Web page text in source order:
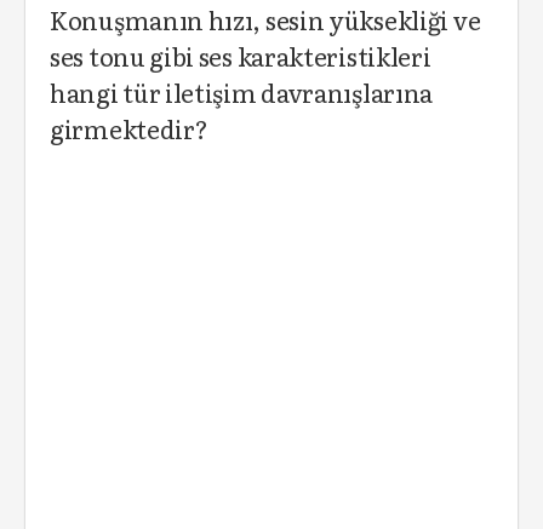
Konuşmanın hızı, sesin yüksekliği ve
ses tonu gibi ses karakteristikleri
hangi tür iletişim davranışlarına
girmektedir?